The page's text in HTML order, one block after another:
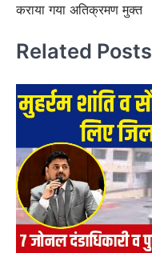
कराया गया अतिक्रमण मुक्त
Related Posts